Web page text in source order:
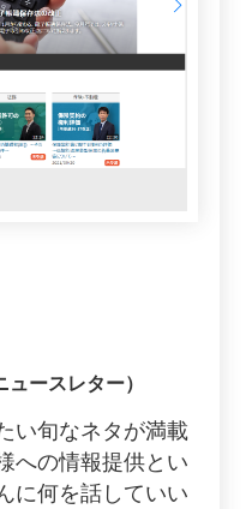
ュースレター）
い旬なネタが満載
への情報提供とい
に何を話していい